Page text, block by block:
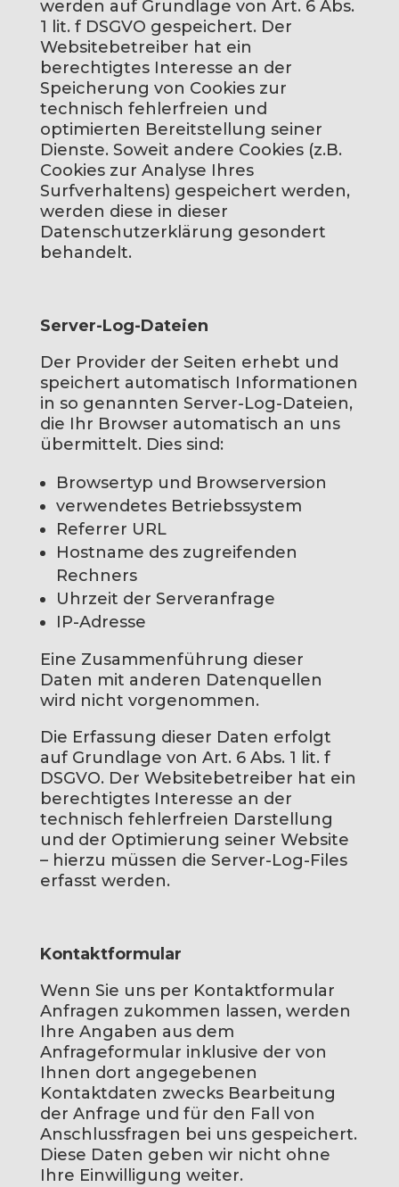
werden auf Grundlage von Art. 6 Abs.
1 lit. f DSGVO gespeichert. Der
Websitebetreiber hat ein
berechtigtes Interesse an der
Speicherung von Cookies zur
technisch fehlerfreien und
optimierten Bereitstellung seiner
Dienste. Soweit andere Cookies (z.B.
Cookies zur Analyse Ihres
Surfverhaltens) gespeichert werden,
werden diese in dieser
Datenschutzerklärung gesondert
behandelt.
Server-Log-Dateien
Der Provider der Seiten erhebt und
speichert automatisch Informationen
in so genannten Server-Log-Dateien,
die Ihr Browser automatisch an uns
übermittelt. Dies sind:
Browsertyp und Browserversion
verwendetes Betriebssystem
Referrer URL
Hostname des zugreifenden
Rechners
Uhrzeit der Serveranfrage
IP-Adresse
Eine Zusammenführung dieser
Daten mit anderen Datenquellen
wird nicht vorgenommen.
Die Erfassung dieser Daten erfolgt
auf Grundlage von Art. 6 Abs. 1 lit. f
DSGVO. Der Websitebetreiber hat ein
berechtigtes Interesse an der
technisch fehlerfreien Darstellung
und der Optimierung seiner Website
– hierzu müssen die Server-Log-Files
erfasst werden.
Kontaktformular
Wenn Sie uns per Kontaktformular
Anfragen zukommen lassen, werden
Ihre Angaben aus dem
Anfrageformular inklusive der von
Ihnen dort angegebenen
Kontaktdaten zwecks Bearbeitung
der Anfrage und für den Fall von
Anschlussfragen bei uns gespeichert.
Diese Daten geben wir nicht ohne
Ihre Einwilligung weiter.